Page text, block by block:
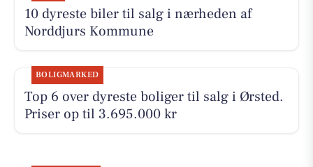
10 dyreste biler til salg i nærheden af
Norddjurs Kommune
BOLIGMARKED
Top 6 over dyreste boliger til salg i Ørsted.
Priser op til 3.695.000 kr